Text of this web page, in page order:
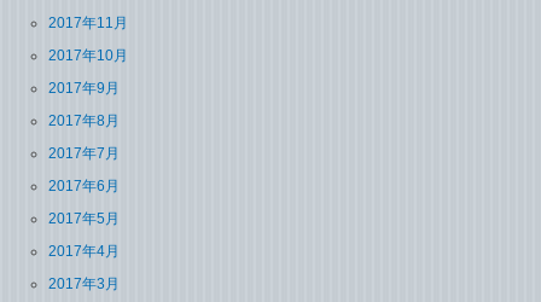
2017年11月
2017年10月
2017年9月
2017年8月
2017年7月
2017年6月
2017年5月
2017年4月
2017年3月